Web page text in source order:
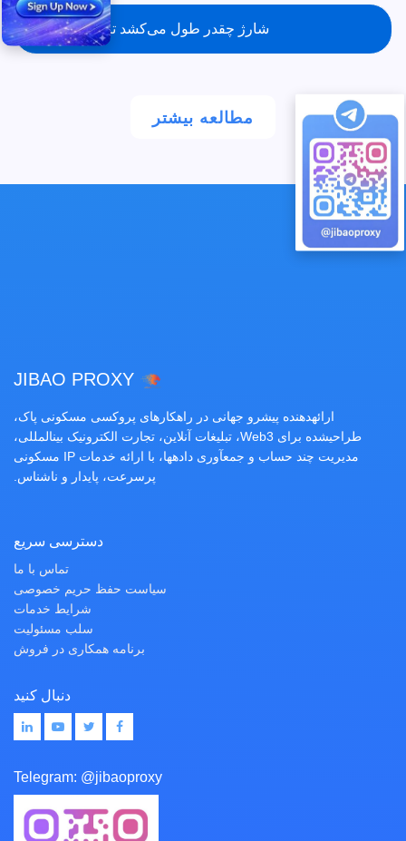
شارژ چقدر طول می‌کشد تا واریز شود؟
مطالعه بیشتر
JIBAO PROXY
ارائهدهنده پیشرو جهانی در راهکارهای پروکسی مسکونی پاک،
طراحیشده برای Web3، تبلیغات آنلاین، تجارت الکترونیک بینالمللی،
مدیریت چند حساب و جمعآوری دادهها، با ارائه خدمات IP مسکونی
پرسرعت، پایدار و ناشناس.
دسترسی سریع
تماس با ما
سیاست حفظ حریم خصوصی
شرایط خدمات
سلب مسئولیت
برنامه همکاری در فروش
دنبال کنید
Telegram: @jibaoproxy